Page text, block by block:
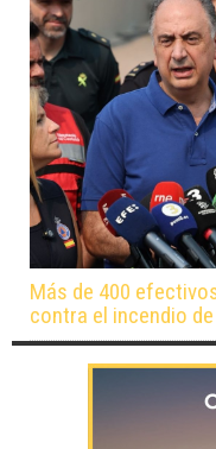
Más de 400
contra el incendio